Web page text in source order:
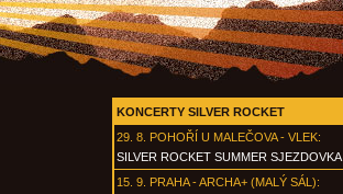
KONCERTY SILVER ROCKET
29. 8. POHOŘÍ U MALEČOVA - VLEK:
SILVER ROCKET SUMMER SJEZDOVKA
15. 9. PRAHA - ARCHA+ (MALÝ SÁL):